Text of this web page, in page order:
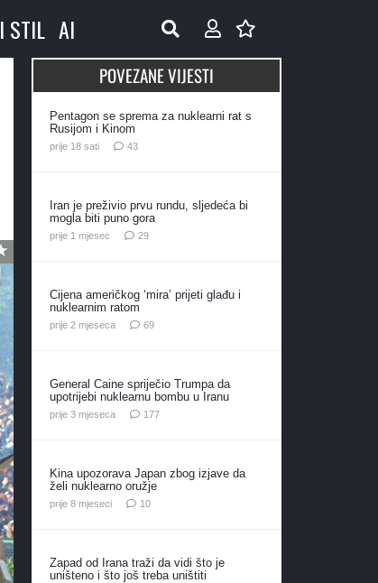
STIL AI
POVEZANE VIJESTI
Pentagon se sprema za nuklearni rat s
Rusijom i Kinom
prije 18 sati 43komentara
Iran je preživio prvu rundu, sljedeća bi
mogla biti puno gora
prije 1 mjesec 29komentara
Cijena američkog ‘mira’ prijeti glađu i
nuklearnim ratom
prije 2 mjeseca 69komentara
General Caine spriječio Trumpa da
upotrijebi nuklearnu bombu u Iranu
prije 3 mjeseca 177komentara
Kina upozorava Japan zbog izjave da
želi nuklearno oružje
prije 8 mjeseci 10komentara
Zapad od Irana traži da vidi što je
uništeno i što još treba uništiti